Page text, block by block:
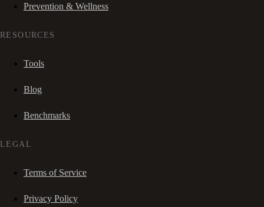
Prevention & Wellness
RESOURCES
Tools
Blog
Benchmarks
LEGAL
Terms of Service
Privacy Policy